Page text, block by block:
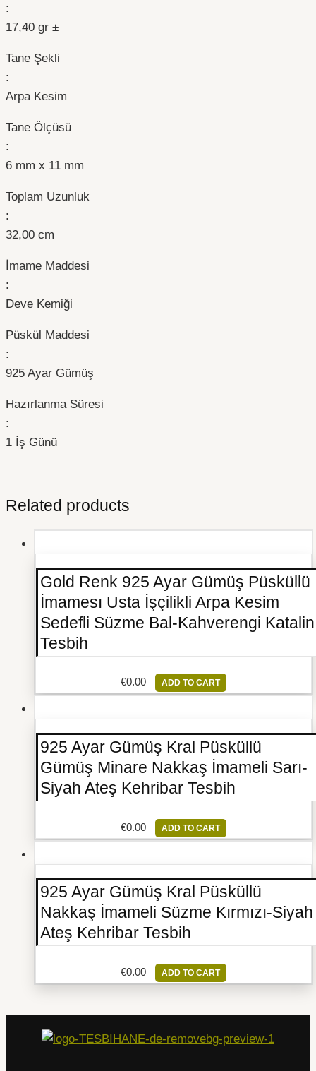
:
17,40 gr ±
Tane Şekli
:
Arpa Kesim
Tane Ölçüsü
:
6 mm x 11 mm
Toplam Uzunluk
:
32,00 cm
İmame Maddesi
:
Deve Kemiği
Püskül Maddesi
:
925 Ayar Gümüş
Hazırlanma Süresi
:
1 İş Günü
Related products
Gold Renk 925 Ayar Gümüş Püsküllü
İmamesı Usta İşçilikli Arpa Kesim
Sedefli Süzme Bal-Kahverengi Katalin
Tesbih
€0.00 ADD TO CART
925 Ayar Gümüş Kral Püsküllü
Gümüş Minare Nakkaş İmameli Sarı-
Siyah Ateş Kehribar Tesbih
€0.00 ADD TO CART
925 Ayar Gümüş Kral Püsküllü
Nakkaş İmameli Süzme Kırmızı-Siyah
Ateş Kehribar Tesbih
€0.00 ADD TO CART